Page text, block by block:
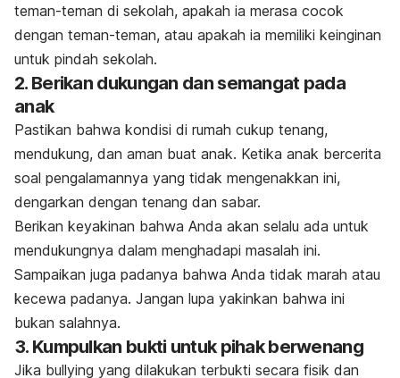
teman-teman di sekolah, apakah ia merasa cocok
dengan teman-teman, atau apakah ia memiliki keinginan
untuk pindah sekolah.
2. Berikan dukungan dan semangat pada
anak
Pastikan bahwa kondisi di rumah cukup tenang,
mendukung, dan aman buat anak. Ketika anak bercerita
soal pengalamannya yang tidak mengenakkan ini,
dengarkan dengan tenang dan sabar.
Berikan keyakinan bahwa Anda akan selalu ada untuk
mendukungnya dalam menghadapi masalah ini.
Sampaikan juga padanya bahwa Anda tidak marah atau
kecewa padanya. Jangan lupa yakinkan bahwa ini
bukan salahnya.
3. Kumpulkan bukti untuk pihak berwenang
Jika bullying yang dilakukan terbukti secara fisik dan